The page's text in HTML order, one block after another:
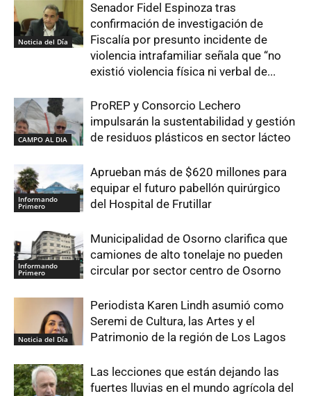
Noticia del Día
Senador Fidel Espinoza tras
confirmación de investigación de
Fiscalía por presunto incidente de
violencia intrafamiliar señala que “no
existió violencia física ni verbal de...
CAMPO AL DIA
ProREP y Consorcio Lechero
impulsarán la sustentabilidad y gestión
de residuos plásticos en sector lácteo
Informando
Primero
Aprueban más de $620 millones para
equipar el futuro pabellón quirúrgico
del Hospital de Frutillar
Informando
Primero
Municipalidad de Osorno clarifica que
camiones de alto tonelaje no pueden
circular por sector centro de Osorno
Noticia del Día
Periodista Karen Lindh asumió como
Seremi de Cultura, las Artes y el
Patrimonio de la región de Los Lagos
Las lecciones que están dejando las
fuertes lluvias en el mundo agrícola del